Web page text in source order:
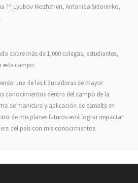
?? Lyubov Mozhzheri, Antonida Sidorenko,
sobre más de 1,000 colegas, estudiantes,
este campo.
una de las Educadoras de mayor
conocimientos dentro del campo de la
de manicura y aplicación de esmalte en
de mis planes futuros está lograr impactar
del país con mis conocimientos.